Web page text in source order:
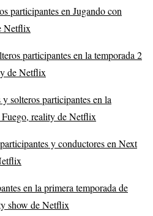
participantes en Jugando con
Netflix
participantes en la temporada 2
de Netflix
solteros participantes en la
reality de Netflix
y conductores en Next
en la primera temporada de
show de Netflix